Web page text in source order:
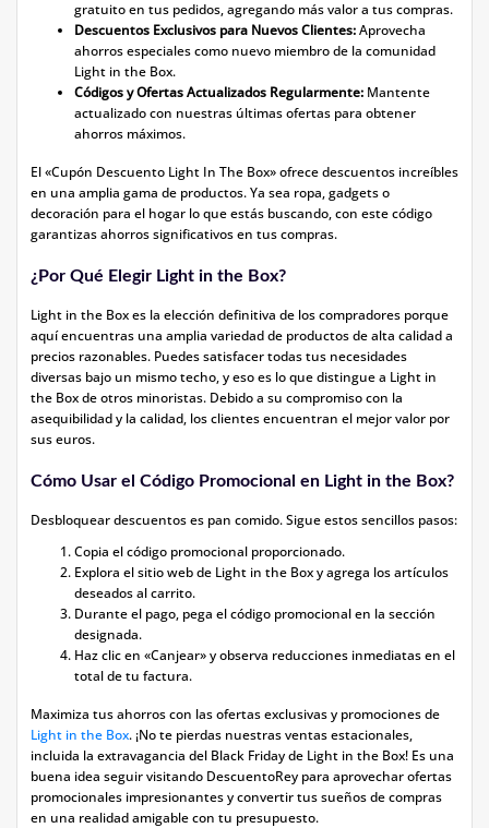
gratuito en tus pedidos, agregando más valor a tus compras.
Descuentos Exclusivos para Nuevos Clientes:Aprovecha
ahorros especiales como nuevo miembro de la comunidad
Light in the Box.
Códigos y Ofertas Actualizados Regularmente: Mantente
actualizado con nuestras últimas ofertas para obtener
ahorros máximos.
El «Cupón Descuento Light In The Box» ofrece descuentos increíbles
en una amplia gama de productos. Ya sea ropa, gadgets o
decoración para el hogar lo que estás buscando, con este código
garantizas ahorros significativos en tus compras.
¿Por Qué Elegir Light in the Box?
Light in the Box es la elección definitiva de los compradores porque
aquí encuentras una amplia variedad de productos de alta calidad a
precios razonables. Puedes satisfacer todas tus necesidades
diversas bajo un mismo techo, y eso es lo que distingue a Light in
the Box de otros minoristas. Debido a su compromiso con la
asequibilidad y la calidad, los clientes encuentran el mejor valor por
sus euros.
Cómo Usar el Código Promocional en Light in the Box?
Desbloquear descuentos es pan comido. Sigue estos sencillos pasos:
Copia el código promocional proporcionado.
Explora el sitio web de Light in the Box y agrega los artículos
deseados al carrito.
Durante el pago, pega el código promocional en la sección
designada.
Haz clic en «Canjear» y observa reducciones inmediatas en el
total de tu factura.
Maximiza tus ahorros con las ofertas exclusivas y promociones de
Light in the Box. ¡No te pierdas nuestras ventas estacionales,
incluida la extravagancia del Black Friday de Light in the Box! Es una
buena idea seguir visitando DescuentoRey para aprovechar ofertas
promocionales impresionantes y convertir tus sueños de compras
en una realidad amigable con tu presupuesto.